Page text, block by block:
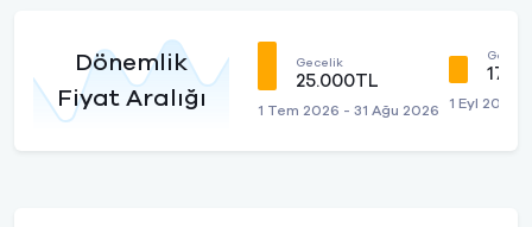
Dönemlik
Fiyat Aralığı
Gecelik
25.000TL
1 Tem 2026 - 31 Ağu 2026 1 Eyl 2026